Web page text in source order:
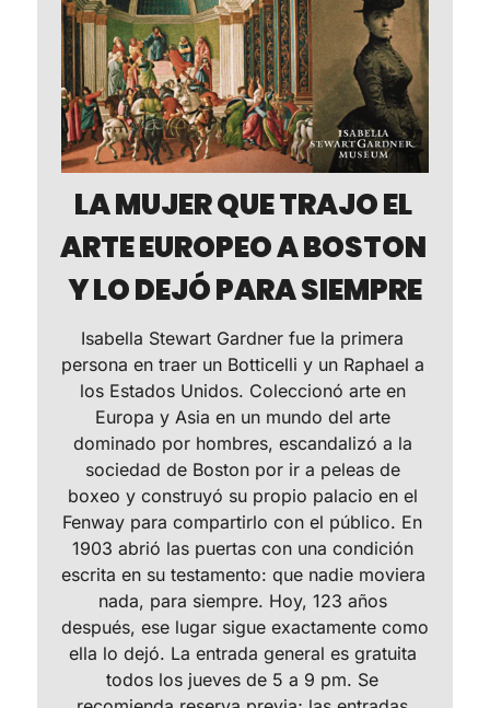
LA MUJER QUE TRAJO EL
ARTE EUROPEO A BOSTON
Y LO DEJÓ PARA SIEMPRE
Isabella Stewart Gardner fue la primera
persona en traer un Botticelli y un Raphael a
los Estados Unidos. Coleccionó arte en
Europa y Asia en un mundo del arte
dominado por hombres, escandalizó a la
sociedad de Boston por ir a peleas de
boxeo y construyó su propio palacio en el
Fenway para compartirlo con el público. En
1903 abrió las puertas con una condición
escrita en su testamento: que nadie moviera
nada, para siempre. Hoy, 123 años
después, ese lugar sigue exactamente como
ella lo dejó. La entrada general es gratuita
todos los jueves de 5 a 9 pm. Se